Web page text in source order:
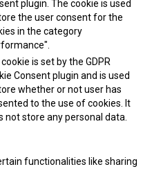
plugin. The cookie is used
the user consent for the
in the category
is set by the GDPR
Consent plugin and is used
whether or not user has
to the use of cookies. It
not store any personal data.
functionalities like sharing